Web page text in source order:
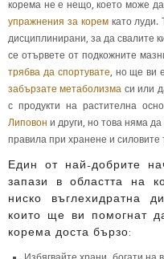
корема не е нещо, което може да
упражнения за коремкато луди.
дисциплинирани, за да свалите
се отървете от подкожните
трябва да спортувате, но ще ви
забързате метаболизма си или
с продукти на растителна
Липовон и други, но това няма
правила при хранене и силовите
Един от най-добрите
запази в областта на
ниско въглехидратна
които ще ви помогнат
корема доста бързо: